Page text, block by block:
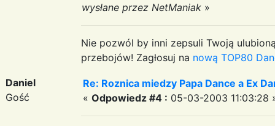
wysłane przez NetManiak »
Nie pozwól by inni zepsuli Twoją
przebojów! Zagłosuj na nową TOP80
Daniel
Gość
Re: Roznica miedzy Papa Dance a Ex
« Odpowiedz #4 : 05-03-2003 11:03:28